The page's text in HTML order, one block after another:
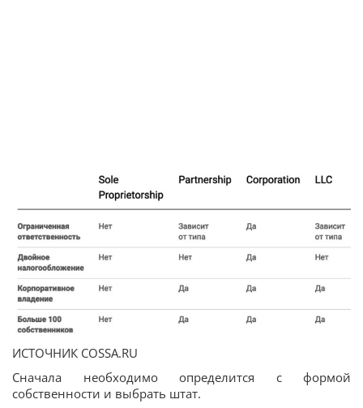
ИСТОЧНИК COSSA.RU
Сначала необходимо определится с формой
собственности и выбрать штат.